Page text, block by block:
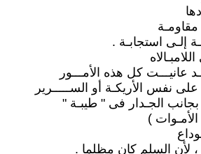
مقاومـة
إلـى استجابـة .
عانيـــت كل هذه الأمـــور
نفس الأريكـة أو الســـــرير
بجانب الجـدار فى " طيبـة "
)
لأن السلم كان مظلما .